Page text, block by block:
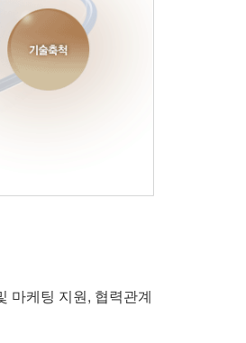
마케팅 지원, 협력관계